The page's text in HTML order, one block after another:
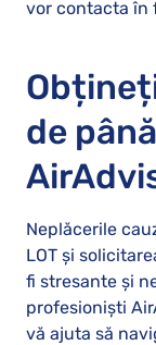
vor contacta în
de
Neplăcerile
LOT și
fi stresante și
profesioniști
vă ajuta să